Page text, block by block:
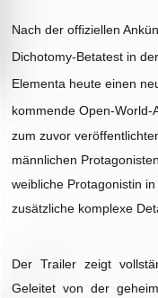
Nach der offiziellen
Dichotomy-Betatest in
Elementa heute einen
kommende Open-World-
zum zuvor
männlichen
weibliche Protagonistin
zusätzliche komplexe
Der Trailer zeigt
Geleitet von der